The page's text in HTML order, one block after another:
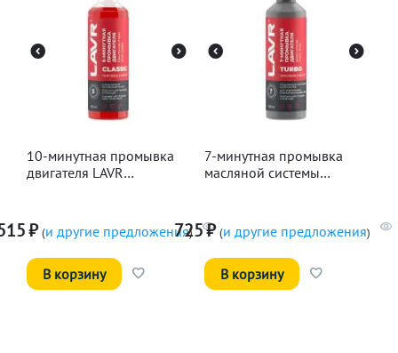
10-минутная промывка
двигателя LAVR
₽ (и другие предложения)
В корзину
7-минутная промывка
масляной системы
725₽ (и другие предложения)
В корзину